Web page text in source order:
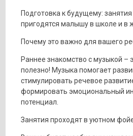
Подготовка к будущему:
пригодятся малышу в школе и в
Почему это важно для вашего
Раннее знакомство с музыкой –
полезно! Музыка помогает
стимулировать речевое
формировать эмоциональный
потенциал.
Занятия проходят в уютном